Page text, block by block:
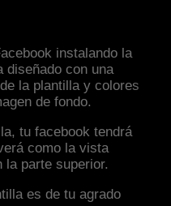
instalando la
diseñado con una
la plantilla y colores
de fondo.
tu facebook tendrá
como la vista
la parte superior.
es de tu agrado